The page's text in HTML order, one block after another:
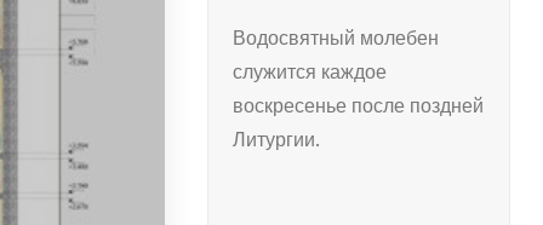
Водосвятный молебен
служится каждое
воскресенье после поздней
Литургии.